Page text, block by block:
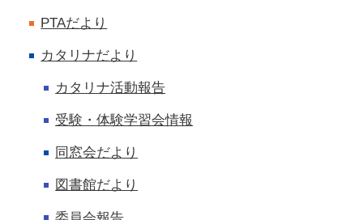
PTAだより
カタリナだより
カタリナ活動報告
受験・体験学習会情報
同窓会だより
図書館だより